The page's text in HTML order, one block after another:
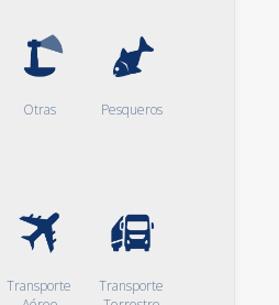
Otras Pesqueros
Transporte
Transporte